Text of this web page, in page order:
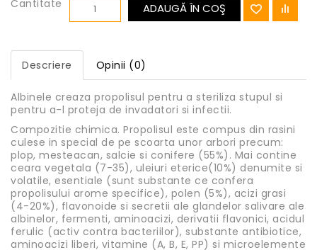
Cantitate ADAUGĂ ÎN COŞ
Descriere Opinii (0)
Albinele creaza propolisul pentru a steriliza stupul si
pentru a-l proteja de invadatori si infectii.
Compozitie chimica. Propolisul este compus din rasini
culese in special de pe scoarta unor arbori precum:
plop, mesteacan, salcie si conifere (55%). Mai contine
ceara vegetala (7-35), uleiuri eterice(10%) denumite si
volatile, esentiale (sunt substante ce confera
propolisului arome specifice), polen (5%), acizi grasi
(4-20%), flavonoide si secretii ale glandelor salivare ale
albinelor, fermenti, aminoacizi, derivatii flavonici, acidul
ferulic (activ contra bacteriilor), substante antibiotice,
aminoacizi liberi, vitamine (A, B, E, PP) si microelemente